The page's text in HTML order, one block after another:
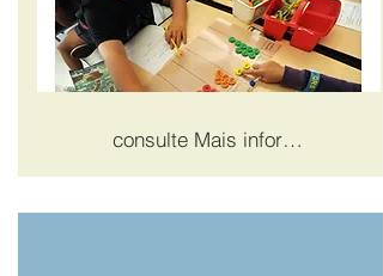
consulte Mais informação